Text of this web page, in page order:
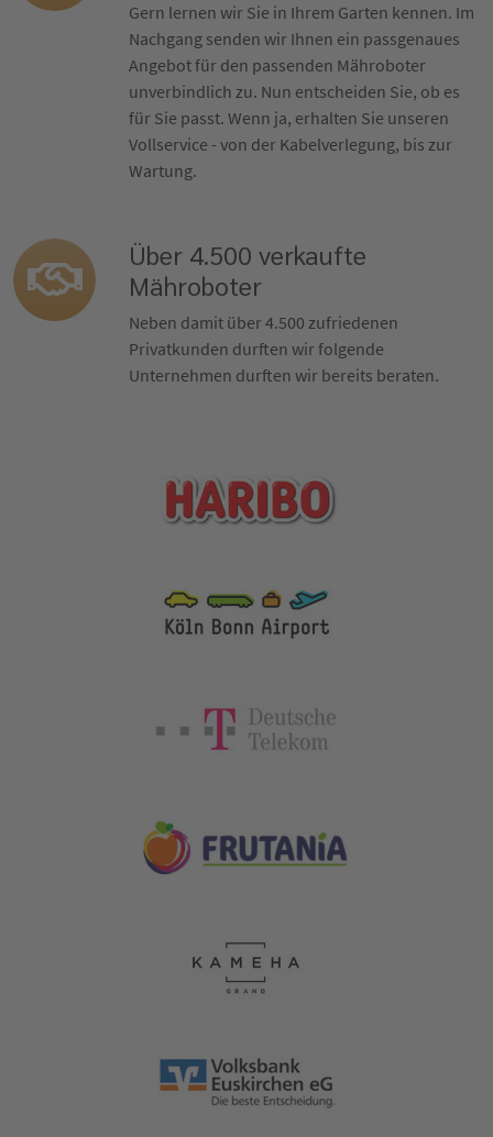
Gern lernen wir Sie in Ihrem Garten kennen. Im
Nachgang senden wir Ihnen ein passgenaues
Angebot für den passenden Mähroboter
unverbindlich zu. Nun entscheiden Sie, ob es
für Sie passt. Wenn ja, erhalten Sie unseren
Vollservice - von der Kabelverlegung, bis zur
Wartung.
Über 4.500 verkaufte
Mähroboter
Neben damit über 4.500 zufriedenen
Privatkunden durften wir folgende
Unternehmen durften wir bereits beraten.